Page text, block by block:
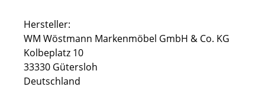
Hersteller:
WM Wöstmann Markenmöbel GmbH & Co. KG
Kolbeplatz 10
33330 Gütersloh
Deutschland